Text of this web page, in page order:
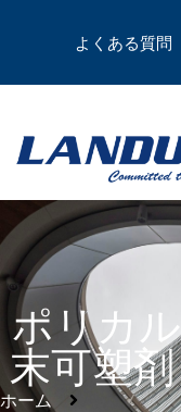
よくある質問
ポリカ
末可塑
ホーム